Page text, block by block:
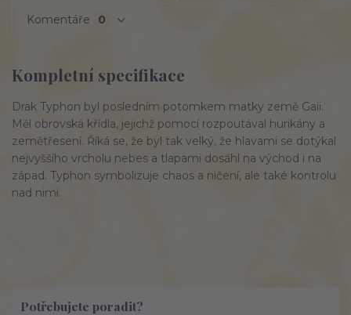
Komentáře 0
Kompletní specifikace
Drak Typhon byl posledním potomkem matky země Gaii.
Měl obrovská křídla, jejichž pomocí rozpoutával hurikány a
zemětřesení. Říká se, že byl tak velký, že hlavami se dotýkal
nejvyššího vrcholu nebes a tlapami dosáhl na východ i na
západ. Typhon symbolizuje chaos a ničení, ale také kontrolu
nad nimi.
Potřebujete poradit?